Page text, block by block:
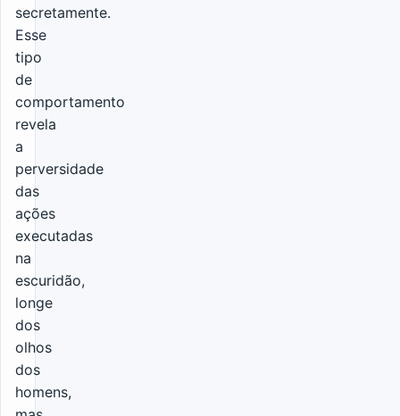
secretamente.
Esse
tipo
de
comportamento
revela
a
perversidade
das
ações
executadas
na
escuridão,
longe
dos
olhos
dos
homens,